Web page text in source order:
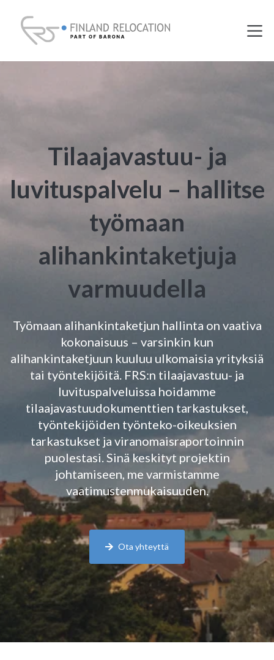
Tilaajavastuu- ja
luvituspalvelu – hallitse
työmaan
alihankintaketjuja
varmuudella
Työmaan alihankintaketjun hallinta on vaativa
kokonaisuus – varsinkin kun
alihankintaketjuun kuuluu ulkomaisia yrityksiä
tai työntekijöitä. FRS:n tilaajavastuu- ja
luvituspalveluissa hoidamme
tilaajavastuudokumenttien tarkastukset,
työntekijöiden työnteko-oikeuksien
tarkastukset ja viranomaisraportoinnin
puolestasi. Sinä keskityt projektin
johtamiseen, me varmistamme
vaatimustenmukaisuuden.
Ota yhteyttä